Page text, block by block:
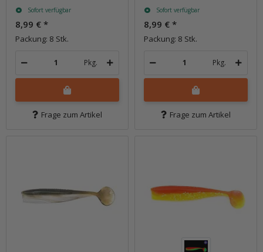
Sofort verfügbar
8,99 € *
Packung: 8 Stk.
Pkg.
Frage zum Artikel
Sofort verfügbar
8,99 € *
Packung: 8 Stk.
Pkg.
Frage zum Artikel